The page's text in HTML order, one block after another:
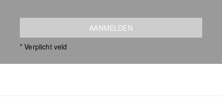
AANMELDEN
* Verplicht veld